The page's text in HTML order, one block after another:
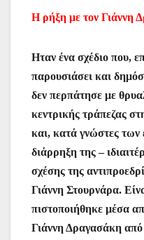
Η ρήξη με τον Γιάννη
Ηταν ένα σχέδιο που,
παρουσιάσει και
δεν περπάτησε με
κεντρικής τράπεζας
και, κατά γνώστες των
διάρρηξη της –
σχέσης της
Γιάννη Στουρνάρα.
πιστοποιήθηκε μέσα
Γιάννη Δραγασάκη